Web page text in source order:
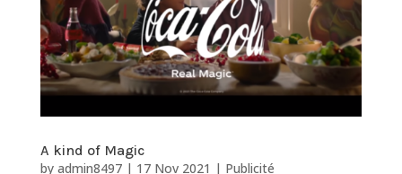
A kind of Magic
by admin8497| 17 Nov 2021 | Publicité